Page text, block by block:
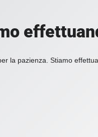
la pazienza. Stiamo